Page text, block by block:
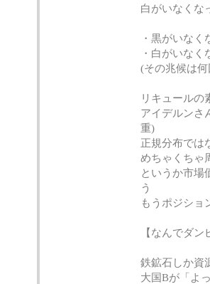
白がいなくな
・黒がいな
・白がいな
(その兆候は
リキュールの
アイデルンさ
重)
正規分布では
めちゃくちゃ
というか市場
う
もうポジショ
【なんでダ
鉄鉱石しか資
大国Bが「よ